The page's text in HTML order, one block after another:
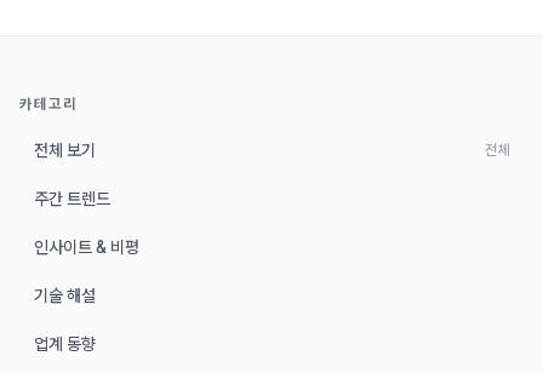
카테고리
전체 보기 전체
주간 트렌드
인사이트 & 비평
기술 해설
업계 동향